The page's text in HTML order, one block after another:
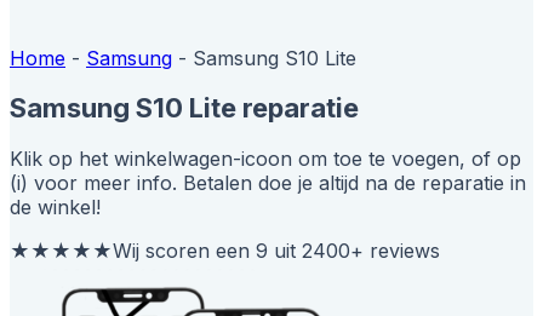
Home - Samsung - Samsung S10 Lite
Samsung S10 Lite reparatie
Klik op het winkelwagen-icoon om toe te voegen, of op
(i) voor meer info. Betalen doe je altijd na de reparatie in
de winkel!
★★★★★Wij scoren een 9 uit 2400+ reviews